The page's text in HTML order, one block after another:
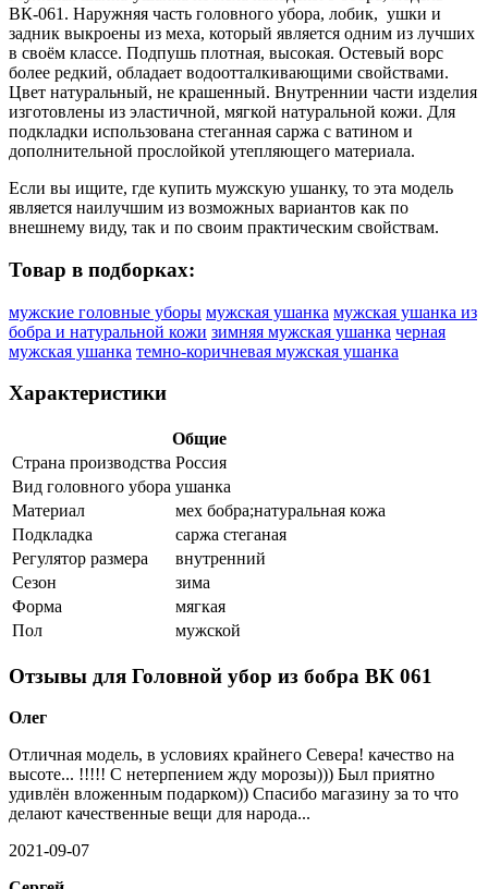
ВК-061. Наружняя часть головного убора, лобик, ушки и
задник выкроены из меха, который является одним из лучших
в своём классе. Подпушь плотная, высокая. Остевый ворс
более редкий, обладает водоотталкивающими свойствами.
Цвет натуральный, не крашенный. Внутреннии части изделия
изготовлены из эластичной, мягкой натуральной кожи. Для
подкладки использована стеганная саржа с ватином и
дополнительной прослойкой утепляющего материала.
Если вы ищите, где купить мужскую ушанку, то эта модель
является наилучшим из возможных вариантов как по
внешнему виду, так и по своим практическим свойствам.
Товар в подборках:
мужские головные уборы мужская ушанка мужская ушанка из
бобра и натуральной кожи зимняя мужская ушанка черная
мужская ушанка темно-коричневая мужская ушанка
Характеристики
Общие
Страна производства Россия
Вид головного убора ушанка
Материал
мех бобра;натуральная кожа
Подкладка
саржа стеганая
Регулятор размера
внутренний
Сезон
зима
Форма
мягкая
Пол
мужской
Отзывы для Головной убор из бобра ВК 061
Олег
Отличная модель, в условиях крайнего Севера! качество на
высоте... !!!!! С нетерпением жду морозы))) Был приятно
удивлён вложенным подарком)) Спасибо магазину за то что
делают качественные вещи для народа...
2021-09-07